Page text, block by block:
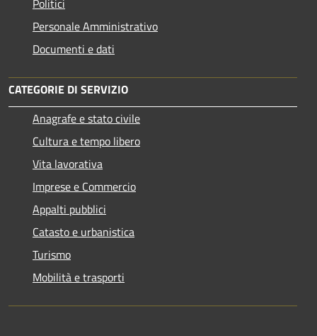
Personale Amministrativo
Documenti e dati
CATEGORIE DI SERVIZIO
Anagrafe e stato civile
Cultura e tempo libero
Vita lavorativa
Imprese e Commercio
Appalti pubblici
Catasto e urbanistica
Turismo
Mobilità e trasporti